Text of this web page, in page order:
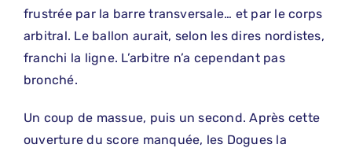
frustrée par la barre transversale… et par le corps
arbitral. Le ballon aurait, selon les dires nordistes,
franchi la ligne. L’arbitre n’a cependant pas
bronché.
Un coup de massue, puis un second. Après cette
ouverture du score manquée, les Dogues la